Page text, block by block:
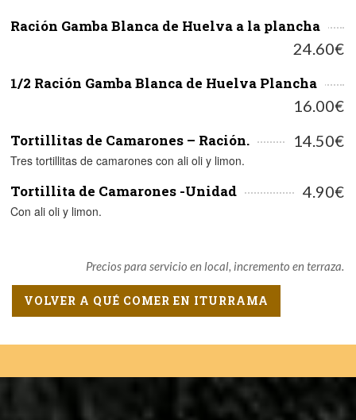
Ración Gamba Blanca de Huelva a la plancha
24.60€
1/2 Ración Gamba Blanca de Huelva Plancha
16.00€
Tortillitas de Camarones – Ración. 14.50€
Tres tortillitas de camarones con ali oli y limon.
Tortillita de Camarones -Unidad 4.90€
Con ali oli y limon.
Precios para servicio en local, incremento en terraza.
VOLVER A QUÉ COMER EN ITURRAMA